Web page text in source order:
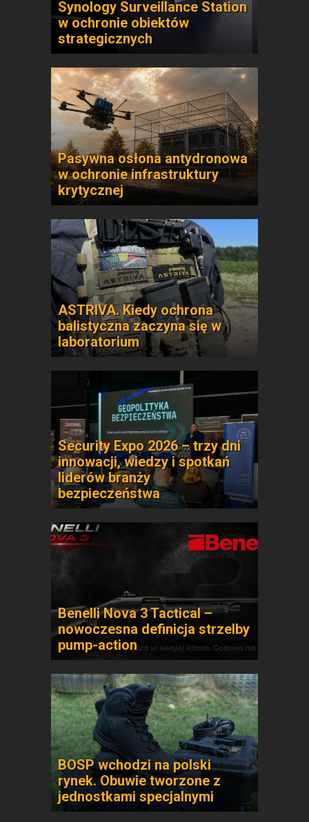
Synology Surveillance Station
w ochronie obiektów
strategicznych
Pasywna osłona antydronowa
w ochronie infrastruktury
krytycznej
ASTRIVA. Kiedy ochrona
balistyczna zaczyna się w
laboratorium
Security Expo 2026 – trzy dni
innowacji, wiedzy i spotkań
liderów branży
bezpieczeństwa
Benelli Nova 3 Tactical –
nowoczesna definicja strzelby
pump-action
BOSP wchodzi na polski
rynek. Obuwie tworzone z
jednostkami specjalnymi